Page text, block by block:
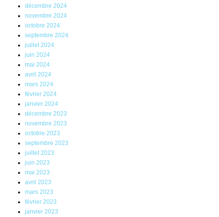
décembre 2024
novembre 2024
octobre 2024
septembre 2024
juillet 2024
juin 2024
mai 2024
avril 2024
mars 2024
février 2024
janvier 2024
décembre 2023
novembre 2023
octobre 2023
septembre 2023
juillet 2023
juin 2023
mai 2023
avril 2023
mars 2023
février 2023
janvier 2023